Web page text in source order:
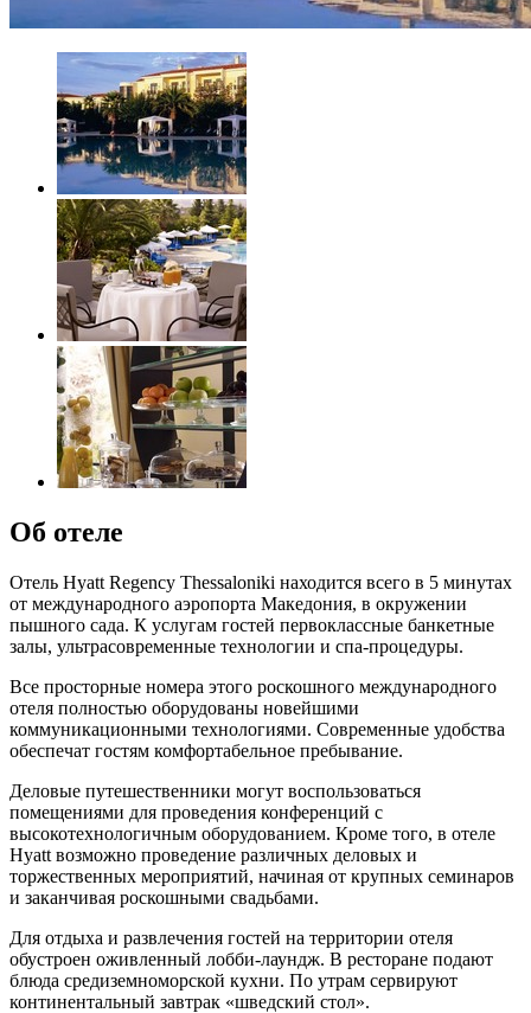
Об отеле
Отель Hyatt Regency Thessaloniki находится всего в 5 минутах
от международного аэропорта Македония, в окружении
пышного сада. К услугам гостей первоклассные банкетные
залы, ультрасовременные технологии и спа-процедуры.
Все просторные номера этого роскошного международного
отеля полностью оборудованы новейшими
коммуникационными технологиями. Современные удобства
обеспечат гостям комфортабельное пребывание.
Деловые путешественники могут воспользоваться
помещениями для проведения конференций с
высокотехнологичным оборудованием. Кроме того, в отеле
Hyatt возможно проведение различных деловых и
торжественных мероприятий, начиная от крупных семинаров
и заканчивая роскошными свадьбами.
Для отдыха и развлечения гостей на территории отеля
обустроен оживленный лобби-лаундж. В ресторане подают
блюда средиземноморской кухни. По утрам сервируют
континентальный завтрак «шведский стол».